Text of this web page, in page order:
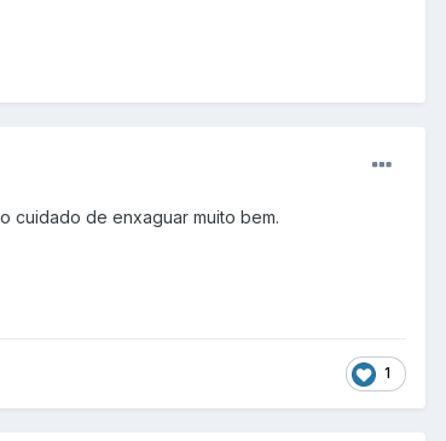
cuidado de enxaguar muito bem.
1